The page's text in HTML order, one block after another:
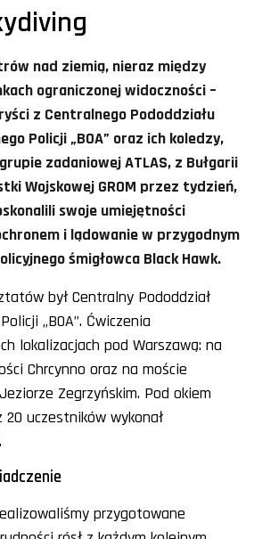
nad ziemią, nieraz między
ograniczonej widoczności –
z Centralnego Pododdziału
Policji „BOA” oraz ich koledzy,
zadaniowej ATLAS, z Bułgarii
Wojskowej GROM przez tydzień,
swoje umiejętności
i lądowanie w przygodnym
śmigłowca Black Hawk.
był Centralny Pododdział
„BOA”. Ćwiczenia
lokalizacjach pod Warszawą: na
Chrcynno oraz na moście
Zegrzyńskim. Pod okiem
uczestników wykonał
przygotowane